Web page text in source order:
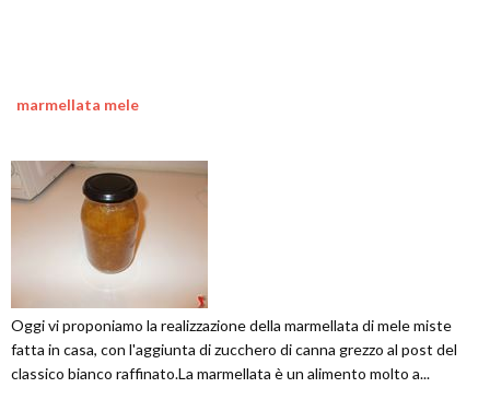
marmellata mele
Oggi vi proponiamo la realizzazione della marmellata di mele miste
fatta in casa, con l'aggiunta di zucchero di canna grezzo al post del
classico bianco raffinato.La marmellata è un alimento molto a...